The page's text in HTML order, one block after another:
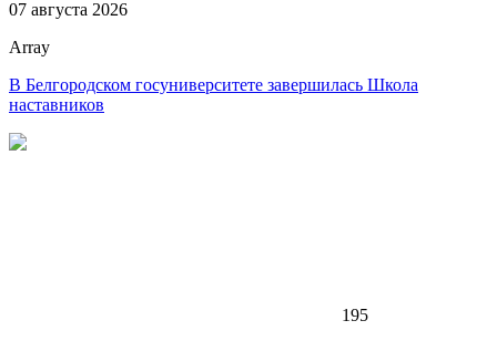
07 августа 2026
Array
В Белгородском госуниверситете завершилась Школа
наставников
195